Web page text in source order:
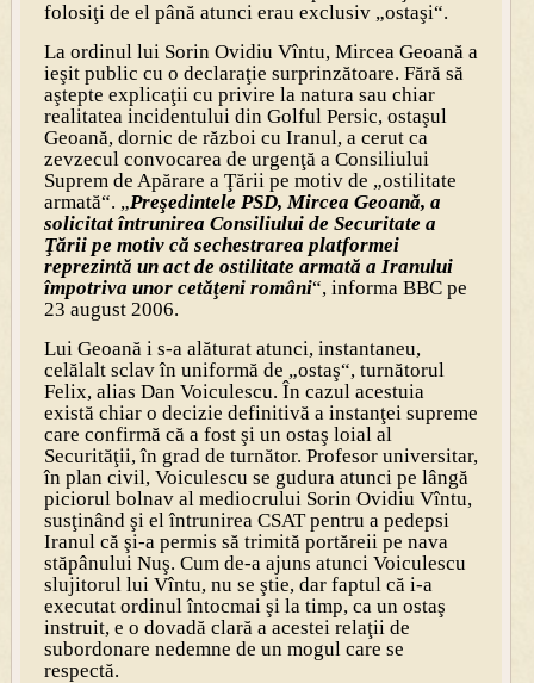
folosiţi de el până atunci erau exclusiv „ostaşi“.
La ordinul lui Sorin Ovidiu Vîntu, Mircea Geoană a
ieşit public cu o declaraţie surprinzătoare. Fără să
aştepte explicaţii cu privire la natura sau chiar
realitatea incidentului din Golful Persic, ostaşul
Geoană, dornic de război cu Iranul, a cerut ca
zevzecul convocarea de urgenţă a Consiliului
Suprem de Apărare a Ţării pe motiv de „ostilitate
armată“. „Preşedintele PSD, Mircea Geoană, a
solicitat întrunirea Consiliului de Securitate a
Ţării pe motiv că sechestrarea platformei
reprezintă un act de ostilitate armată a Iranului
împotriva unor cetăţeni români“, informa BBC pe
23 august 2006.
Lui Geoană i s-a alăturat atunci, instantaneu,
celălalt sclav în uniformă de „ostaş“, turnătorul
Felix, alias Dan Voiculescu. În cazul acestuia
există chiar o decizie definitivă a instanţei supreme
care confirmă că a fost şi un ostaş loial al
Securităţii, în grad de turnător. Profesor universitar,
în plan civil, Voiculescu se gudura atunci pe lângă
piciorul bolnav al mediocrului Sorin Ovidiu Vîntu,
susţinând şi el întrunirea CSAT pentru a pedepsi
Iranul că şi-a permis să trimită portăreii pe nava
stăpânului Nuş. Cum de-a ajuns atunci Voiculescu
slujitorul lui Vîntu, nu se ştie, dar faptul că i-a
executat ordinul întocmai şi la timp, ca un ostaş
instruit, e o dovadă clară a acestei relaţii de
subordonare nedemne de un mogul care se
respectă.